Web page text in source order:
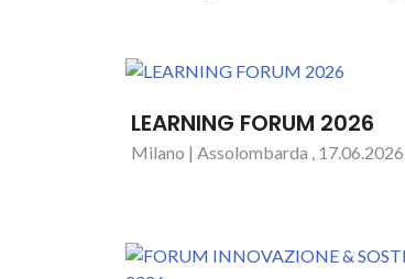
LEARNING FORUM 2026
Milano | Assolombarda , 17.06.2026